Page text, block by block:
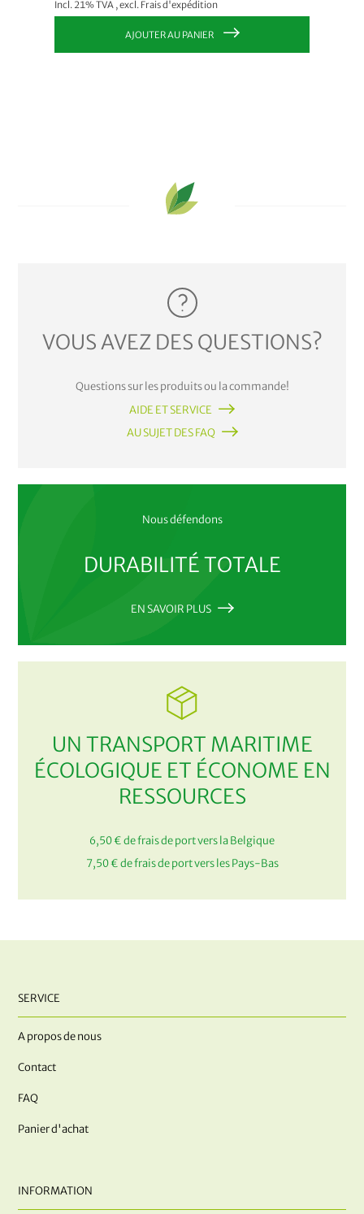
Incl. 21% TVA ,excl. Frais d'expédition
AJOUTER AU PANIER
VOUS AVEZ DES QUESTIONS?
Questions sur les produits ou la commande!
AIDE ET SERVICE
AU SUJET DES FAQ
Nous défendons
DURABILITÉ TOTALE
EN SAVOIR PLUS
UN TRANSPORT MARITIME
ÉCOLOGIQUE ET ÉCONOME EN
RESSOURCES
6,50 € de frais de port vers la Belgique
7,50 € de frais de port vers les Pays-Bas
SERVICE
A propos de nous
Contact
FAQ
Panier d'achat
INFORMATION